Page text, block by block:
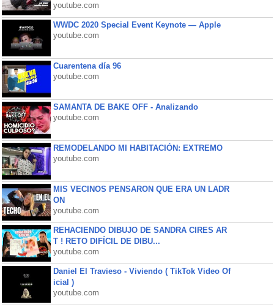
youtube.com
WWDC 2020 Special Event Keynote — Apple
youtube.com
Cuarentena día 96
youtube.com
SAMANTA DE BAKE OFF - Analizando
youtube.com
REMODELANDO MI HABITACIÓN: EXTREMO
youtube.com
MIS VECINOS PENSARON QUE ERA UN LADR
ON
youtube.com
REHACIENDO DIBUJO DE SANDRA CIRES AR
T ! RETO DIFÍCIL DE DIBU...
youtube.com
Daniel El Travieso - Viviendo ( TikTok Video Of
icial )
youtube.com